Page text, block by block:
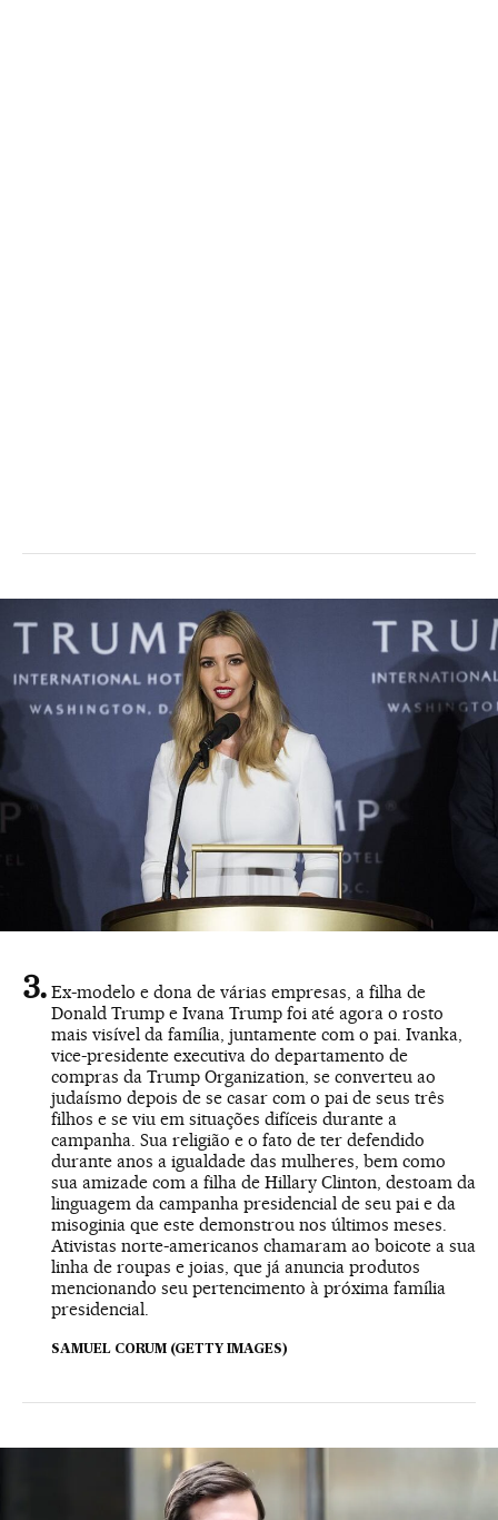
Ex-modelo e dona de várias empresas, a filha de
Donald Trump e Ivana Trump foi até agora o rosto
mais visível da família, juntamente com o pai. Ivanka,
vice-presidente executiva do departamento de
compras da Trump Organization, se converteu ao
judaísmo depois de se casar com o pai de seus três
filhos e se viu em situações difíceis durante a
campanha. Sua religião e o fato de ter defendido
durante anos a igualdade das mulheres, bem como
sua amizade com a filha de Hillary Clinton, destoam da
linguagem da campanha presidencial de seu pai e da
misoginia que este demonstrou nos últimos meses.
Ativistas norte-americanos chamaram ao boicote a sua
linha de roupas e joias, que já anuncia produtos
mencionando seu pertencimento à próxima família
presidencial.
SAMUEL CORUM (GETTY IMAGES)